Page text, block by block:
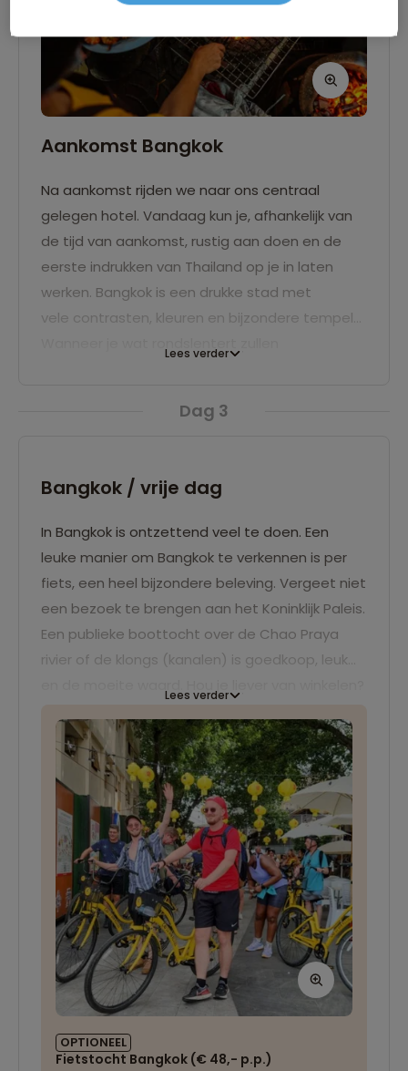
Aankomst Bangkok
Na aankomst rijden we naar ons centraal
gelegen hotel. Vandaag kun je, afhankelijk van
de tijd van aankomst, rustig aan doen en de
eerste indrukken van Thailand op je in laten
werken. Bangkok is een drukke stad met
vele contrasten, kleuren en bijzondere tempels.
is Bangkok een feest van lichtjes en
Lees verder
Dag 3
Bangkok / vrije dag
In Bangkok is ontzettend veel te doen. Een
leuke manier om Bangkok te verkennen is per
fiets, een heel bijzondere beleving. Vergeet niet
een bezoek te brengen aan het Koninklijk Paleis.
Een publieke boottocht over de Chao Praya
rivier of de klongs (kanalen) is goedkoop, leuk
shoppingcentra of breng een bezoek aan een
nachtmarkt.
Lees verder
OPTIONEEL
Fietstocht Bangkok (€ 48,- p.p.)